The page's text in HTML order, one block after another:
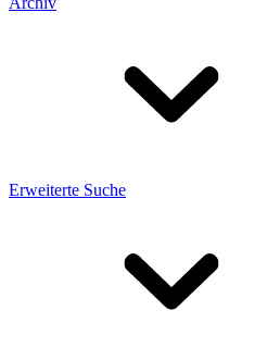
Erweiterte Suche